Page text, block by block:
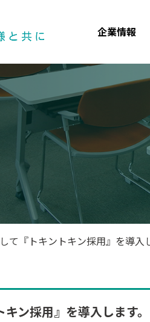
企業情報
て『トキントキン採用』を導入
ン採用』を導入します。